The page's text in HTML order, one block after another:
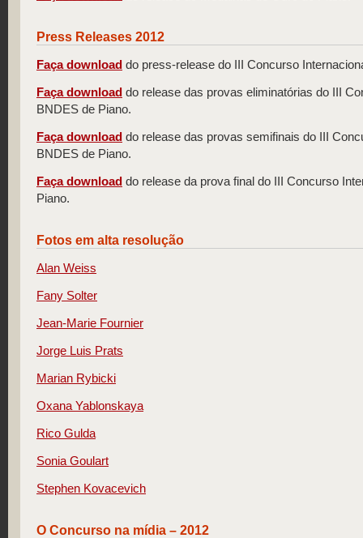
Press Releases 2012
Faça download do press-release do III Concurso
Faça download do release das provas eliminatórias do III
BNDES de Piano.
Faça download do release das provas semifinais do III
BNDES de Piano.
Faça download do release da prova final do III Concurso
Piano.
Fotos em alta resolução
Alan Weiss
Fany Solter
Jean-Marie Fournier
Jorge Luis Prats
Marian Rybicki
Oxana Yablonskaya
Rico Gulda
Sonia Goulart
Stephen Kovacevich
O Concurso na mídia – 2012